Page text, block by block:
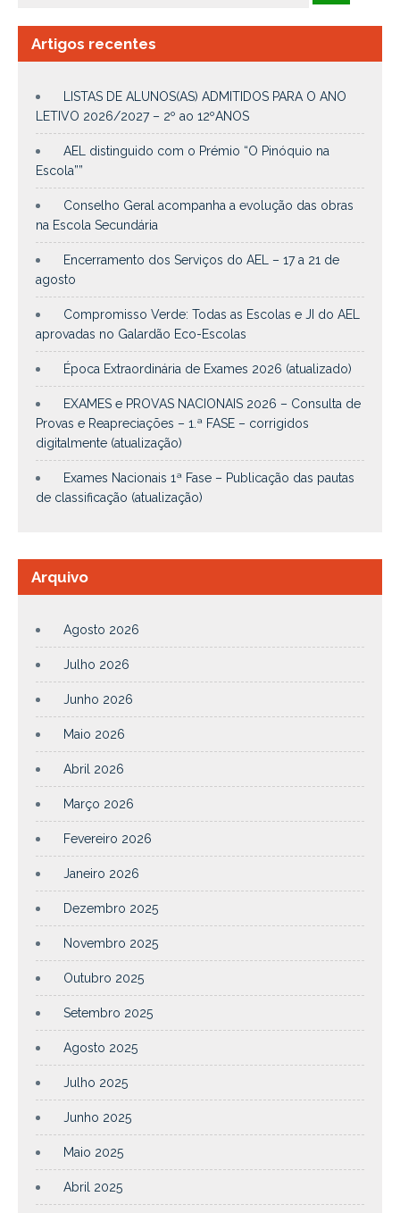
Artigos recentes
LISTAS DE ALUNOS(AS) ADMITIDOS PARA O ANO
LETIVO 2026/2027 – 2º ao 12ºANOS
AEL distinguido com o Prémio “O Pinóquio na
Escola””
Conselho Geral acompanha a evolução das obras
na Escola Secundária
Encerramento dos Serviços do AEL – 17 a 21 de
agosto
Compromisso Verde: Todas as Escolas e JI do AEL
aprovadas no Galardão Eco-Escolas
Época Extraordinária de Exames 2026 (atualizado)
EXAMES e PROVAS NACIONAIS 2026 – Consulta de
Provas e Reapreciações – 1.ª FASE – corrigidos
digitalmente (atualização)
Exames Nacionais 1ª Fase – Publicação das pautas
de classificação (atualização)
Arquivo
Agosto 2026
Julho 2026
Junho 2026
Maio 2026
Abril 2026
Março 2026
Fevereiro 2026
Janeiro 2026
Dezembro 2025
Novembro 2025
Outubro 2025
Setembro 2025
Agosto 2025
Julho 2025
Junho 2025
Maio 2025
Abril 2025